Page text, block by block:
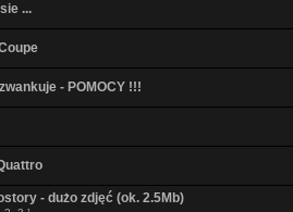
...
- POMOCY !!!
- dużo zdjęć (ok. 2.5Mb)